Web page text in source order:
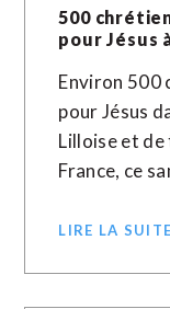
500
pour Jésus
Environ 500
pour Jésus
Lilloise et
France, ce
LIRE LA